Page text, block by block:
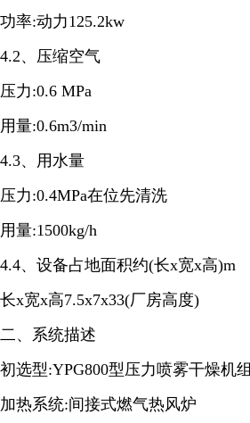
功率:动力125.2kw
4.2、压缩空气
压力:0.6 MPa
用量:0.6m3/min
4.3、用水量
压力:0.4MPa在位先清洗
用量:1500kg/h
4.4、设备占地面积约(长x宽x高)m
长x宽x高7.5x7x33(厂房高度)
二、系统描述
初选型:YPG800型压力喷雾干燥机组
加热系统:间接式燃气热风炉